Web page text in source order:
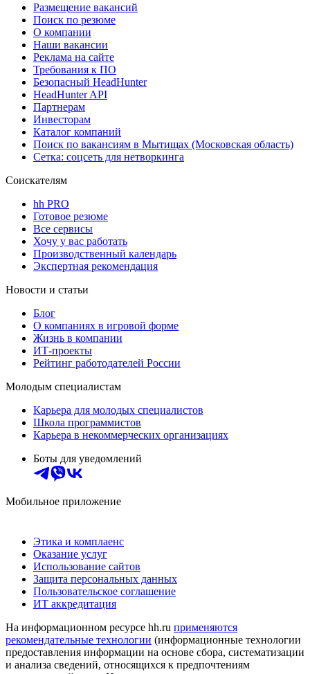
Размещение вакансий
Поиск по резюме
О компании
Наши вакансии
Реклама на сайте
Требования к ПО
Безопасный HeadHunter
HeadHunter API
Партнерам
Инвесторам
Каталог компаний
Поиск по вакансиям в Мытищах (Московская область)
Сетка: соцсеть для нетворкинга
Соискателям
hh PRO
Готовое резюме
Все сервисы
Хочу у вас работать
Производственный календарь
Экспертная рекомендация
Новости и статьи
Блог
О компаниях в игровой форме
Жизнь в компании
ИТ-проекты
Рейтинг работодателей России
Молодым специалистам
Карьера для молодых специалистов
Школа программистов
Карьера в некоммерческих организациях
Боты для уведомлений
Мобильное приложение
Этика и комплаенс
Оказание услуг
Использование сайтов
Защита персональных данных
Пользовательское соглашение
ИТ аккредитация
На информационном ресурсе hh.ru применяются
рекомендательные технологии (информационные технологии
предоставления информации на основе сбора, систематизации
и анализа сведений, относящихся к предпочтениям